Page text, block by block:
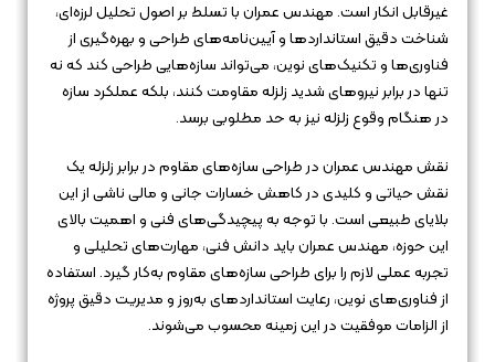
غیرقابل انکار است. مهندس عمران با تسلط بر اصول تحلیل لرزه‌ای،
شناخت دقیق استانداردها و آیین‌نامه‌های طراحی و بهره‌گیری از
فناوری‌ها و تکنیک‌های نوین، می‌تواند سازه‌هایی طراحی کند که نه
تنها در برابر نیروهای شدید زلزله مقاومت کنند، بلکه عملکرد سازه
در هنگام وقوع زلزله نیز به حد مطلوبی برسد.
نقش مهندس عمران در طراحی سازه‌های مقاوم در برابر زلزله یک
نقش حیاتی و کلیدی در کاهش خسارات جانی و مالی ناشی از این
بلایای طبیعی است. با توجه به پیچیدگی‌های فنی و اهمیت بالای
این حوزه، مهندس عمران باید دانش فنی، مهارت‌های تحلیلی و
تجربه عملی لازم را برای طراحی سازه‌های مقاوم به‌کار گیرد. استفاده
از فناوری‌های نوین، رعایت استانداردهای به‌روز و مدیریت دقیق پروژه
از الزامات موفقیت در این زمینه محسوب می‌شوند.